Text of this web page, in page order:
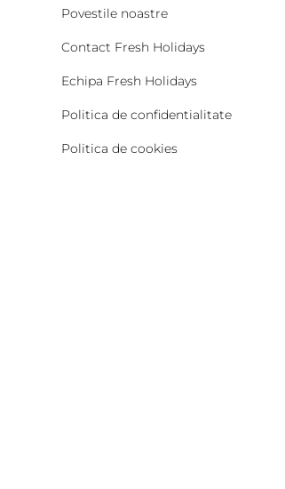
Povestile noastre
Contact Fresh Holidays
Echipa Fresh Holidays
Politica de confidentialitate
Politica de cookies